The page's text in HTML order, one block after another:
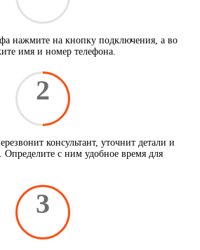
нажмите на кнопку подключения, а во
имя и номер телефона.
2
консультант, уточнит детали и
Определите с ним удобное время для
3